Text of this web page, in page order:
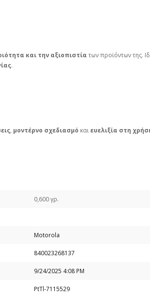
και την αξιοπιστία των προϊόντων της.
.
, μοντέρνο σχεδιασμό καιευελιξία στη
0,600 γρ.
Motorola
840023268137
9/24/2025 4:08 PM
PtTl-7115529